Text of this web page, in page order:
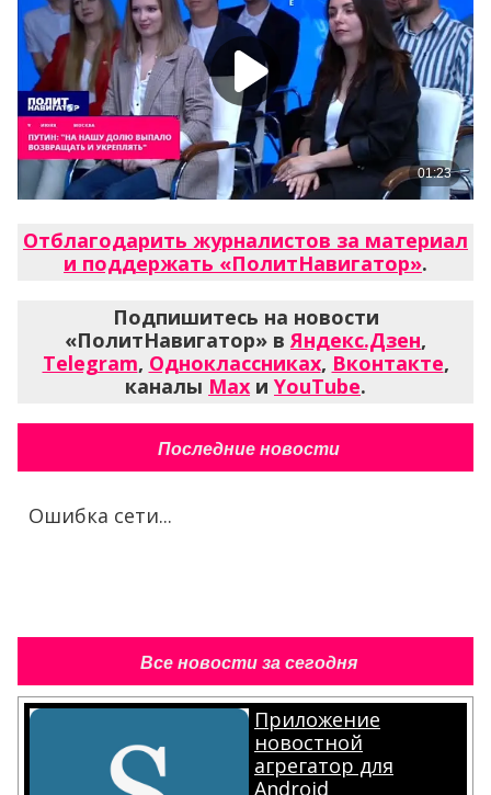
Отблагодарить журналистов за материал
и поддержать «ПолитНавигатор».
Подпишитесь на новости
«ПолитНавигатор» вЯндекс.Дзен,
Telegram, Одноклассниках, Вконтакте,
каналы Max и YouTube.
Последние новости
Ошибка сети...
Все новости за сегодня
Приложение
новостной
агрегатор для
Android